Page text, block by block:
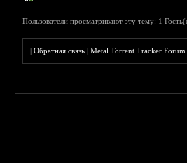
Пользователи просматривают эту тему: 1
|Обратная связь |Metal Torrent Tracker Forum